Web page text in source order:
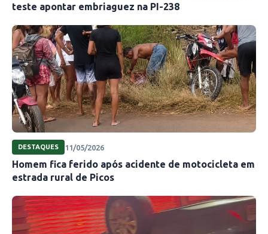
teste apontar embriaguez na PI-238
DESTAQUES 11/05/2026
Homem fica ferido após acidente de motocicleta em
estrada rural de Picos